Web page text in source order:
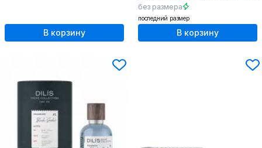
В корзину
без размера
последний размер
В корзину